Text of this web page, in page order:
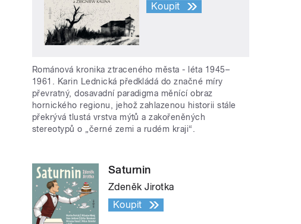
Koupit
Románová kronika ztraceného města - léta 1945–
1961. Karin Lednická předkládá do značné míry
převratný, dosavadní paradigma měnící obraz
hornického regionu, jehož zahlazenou historii stále
překrývá tlustá vrstva mýtů a zakořeněných
stereotypů o „černé zemi a rudém kraji“.
Saturnin
Zdeněk Jirotka
Koupit